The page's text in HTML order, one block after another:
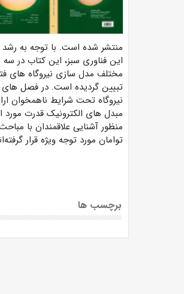
منتشر شده است. با توجه به
این فناوری سبز، این کتاب
مختلف مدل سازی نیروگاه های
تبیین گردیده است. در فصل های
نیروگاه تحت شرایط ناهمخوان
مبدل های الکترونیک قدرت مورد
منظور آشنایی علاقمندان با
توامان مورد توجه ویژه قرار
برچسب ها